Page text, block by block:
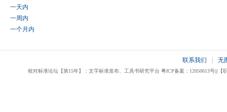
一天内
一周内
一个月内
联系我们 无
校对标准论坛【第15年】：文字标准发布、工具书研究平台 粤ICP备案：12050613号|||【